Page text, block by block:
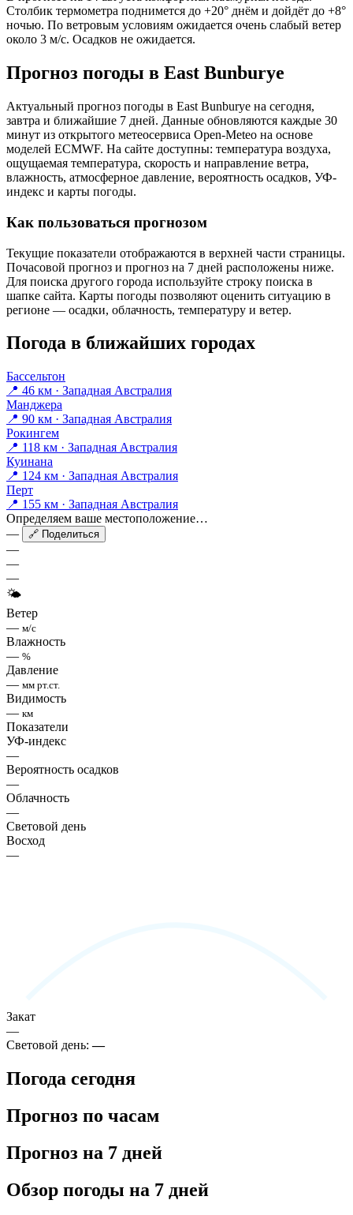
Столбик термометра поднимется до +20° днём и дойдёт до +8°
ночью. По ветровым условиям ожидается очень слабый ветер
около 3 м/с. Осадков не ожидается.
Прогноз погоды в East Bunburyе
Актуальный прогноз погоды в East Bunburyе на сегодня,
завтра и ближайшие 7 дней. Данные обновляются каждые 30
минут из открытого метеосервиса Open-Meteo на основе
моделей ECMWF. На сайте доступны: температура воздуха,
ощущаемая температура, скорость и направление ветра,
влажность, атмосферное давление, вероятность осадков, УФ-
индекс и карты погоды.
Как пользоваться прогнозом
Текущие показатели отображаются в верхней части страницы.
Почасовой прогноз и прогноз на 7 дней расположены ниже.
Для поиска другого города используйте строку поиска в
шапке сайта. Карты погоды позволяют оценить ситуацию в
регионе — осадки, облачность, температуру и ветер.
Погода в ближайших городах
Бассельтон
📍 46 км · Западная Австралия
Манджера
📍 90 км · Западная Австралия
Рокингем
📍 118 км · Западная Австралия
Куинана
📍 124 км · Западная Австралия
Перт
📍 155 км · Западная Австралия
Определяем ваше местоположение…
—
🔗 Поделиться
—
—
—
🌤
Ветер
— м/с
Влажность
— %
Давление
— мм рт.ст.
Видимость
— км
Показатели
УФ-индекс
—
Вероятность осадков
—
Облачность
—
Световой день
Восход
—
Закат
—
Световой день:—
Погода сегодня
Прогноз по часам
Прогноз на 7 дней
Обзор погоды на 7 дней